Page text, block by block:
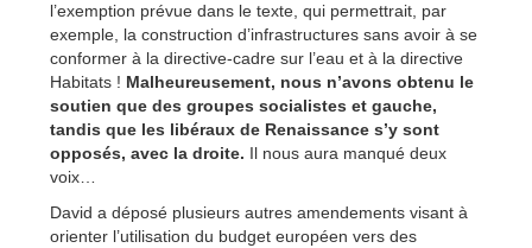
l’exemption prévue dans le texte, qui permettrait, par
exemple, la construction d’infrastructures sans avoir à se
conformer à la directive-cadre sur l’eau et à la directive
Habitats ! Malheureusement, nous n’avons obtenu le
soutien que des groupes socialistes et gauche,
tandis que les libéraux de Renaissance s’y sont
opposés, avec la droite. Il nous aura manqué deux
voix…
David a déposé plusieurs autres amendements visant à
orienter l’utilisation du budget européen vers des